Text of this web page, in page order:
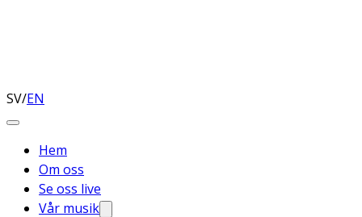
SV/EN
Hem
Om oss
Se oss live
Vår musik